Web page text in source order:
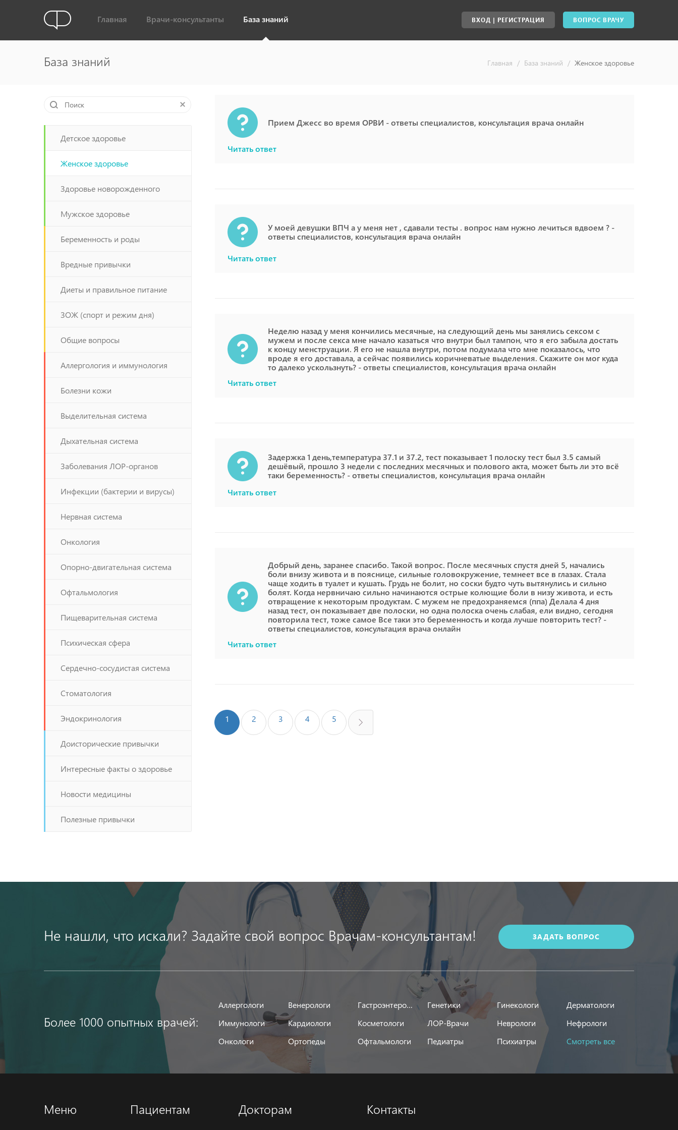
Главная Врачи-консультанты База знаний ВХОД | РЕГИСТРАЦИЯ ВОПРОС ВРАЧУ
База знаний Главная / База знаний / Женское здоровье
Прием Джесс во время ОРВИ - ответы специалистов, консультация врача онлайн
Читать ответ
У моей девушки ВПЧ а у меня нет , сдавали тесты . вопрос нам нужно лечиться вдвоем ? -
ответы специалистов, консультация врача онлайн
Читать ответ
Неделю назад у меня кончились месячные, на следующий день мы занялись сексом с
мужем и после секса мне начало казаться что внутри был тампон, что я его забыла достать
к концу менструации. Я его не нашла внутри, потом подумала что мне показалось, что
вроде я его доставала, а сейчас появились коричневатые выделения. Скажите он мог куда
то далеко ускользнуть? - ответы специалистов, консультация врача онлайн
Читать ответ
Задержка 1 день,температура 37.1 и 37.2, тест показывает 1 полоску тест был 3.5 самый
дешёвый, прошло 3 недели с последних месячных и полового акта, может быть ли это всё
таки беременность? - ответы специалистов, консультация врача онлайн
Читать ответ
Добрый день, заранее спасибо. Такой вопрос. После месячных спустя дней 5, начались
боли внизу живота и в пояснице, сильные головокружение, темнеет все в глазах. Стала
чаще ходить в туалет и кушать. Грудь не болит, но соски будто чуть вытянулись и сильно
болят. Когда нервничаю сильно начинаются острые колющие боли в низу живота, и есть
отвращение к некоторым продуктам. С мужем не предохраняемся (ппа) Делала 4 дня
назад тест, он показывает две полоски, но одна полоска очень слабая, ели видно, сегодня
повторила тест, тоже самое Все таки это беременность и когда лучше повторить тест? -
ответы специалистов, консультация врача онлайн
Читать ответ
1 2 3 4 5
Детское здоровье
Женское здоровье
Здоровье новорожденного
Мужское здоровье
Беременность и роды
Вредные привычки
Диеты и правильное питание
ЗОЖ (спорт и режим дня)
Общие вопросы
Аллергология и иммунология
Болезни кожи
Выделительная система
Дыхательная система
Заболевания ЛОР-органов
Инфекции (бактерии и вирусы)
Нервная система
Онкология
Опорно-двигательная система
Офтальмология
Пищеварительная система
Психическая сфера
Сердечно-сосудистая система
Стоматология
Эндокринология
Доисторические привычки
Интересные факты о здоровье
Новости медицины
Полезные привычки
Не нашли, что искали? Задайте свой вопрос Врачам-консультантам! ЗАДАТЬ ВОПРОС
Более 1000 опытных врачей:
Аллергологи Венерологи Гастроэнтерологи Генетики Гинекологи
Дерматологи
Иммунологи
Кардиологи Косметологи ЛОР-Врачи Неврологи
Нефрологи
Онкологи
Ортопеды Офтальмологи Педиатры Психиатры Смотреть все
Меню Пациентам Докторам Контакты